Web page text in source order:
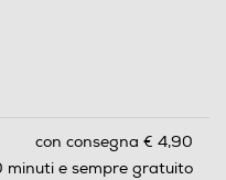
con consegna € 4,90
minuti e sempre gratuito